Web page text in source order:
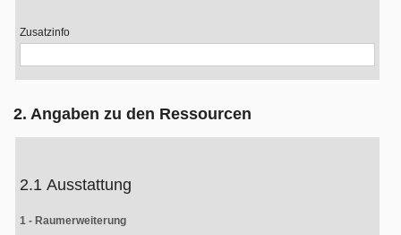
Zusatzinfo
2. Angaben zu den Ressourcen
2.1 Ausstattung
1 - Raumerweiterung